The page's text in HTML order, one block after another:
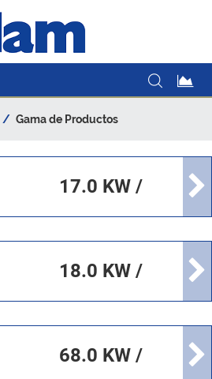
Gama de Productos
17.0 KW /
17000.0
18.0 KW /
17000.0
68.0 KW /